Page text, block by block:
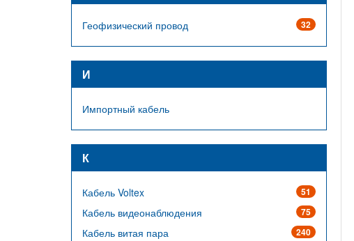
32
Геофизический провод
И
Импортный кабель
К
51
Кабель Voltex
75
Кабель видеонаблюдения
240
Кабель витая пара